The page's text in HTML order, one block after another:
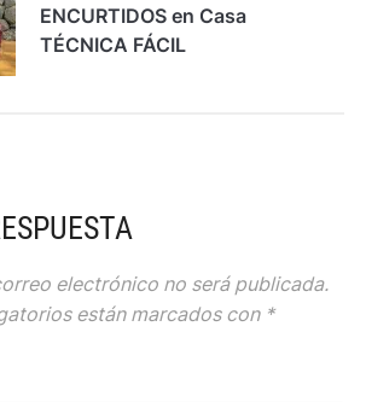
ENCURTIDOS en Casa
TÉCNICA FÁCIL
electrónico no será publicada.
están marcados con *